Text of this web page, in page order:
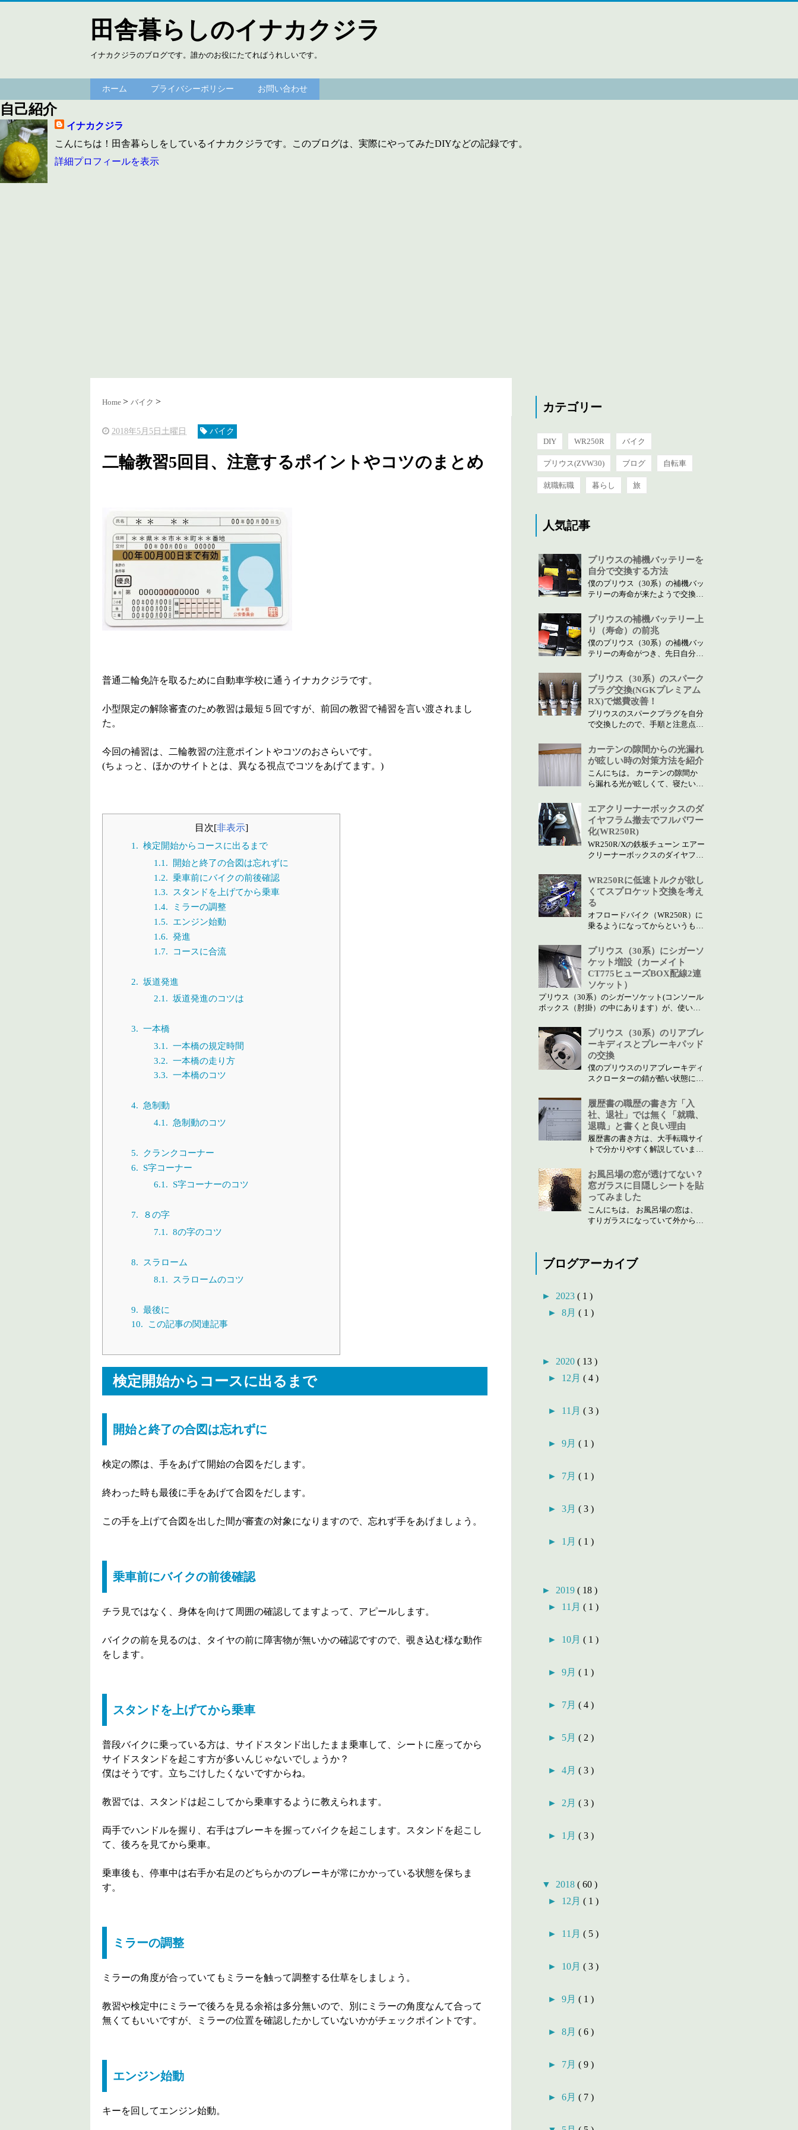
田舎暮らしのイナカクジラ
イナカクジラのブログです。誰かのお役にたてればうれしいです。
ホーム プライバシーポリシー お問い合わせ
自己紹介
イナカクジラ
こんにちは！田舎暮らしをしているイナカクジラです。このブログは、実際にやってみたDIYなどの記録です。
詳細プロフィールを表示
Home バイク
2018年5月5日土曜日 バイク
二輪教習5回目、注意するポイントやコツのまとめ
普通二輪免許を取るために自動車学校に通うイナカクジラです。
小型限定の解除審査のため教習は最短５回ですが、前回の教習で補習を言い渡されまし
た。
今回の補習は、二輪教習の注意ポイントやコツのおさらいです。
(ちょっと、ほかのサイトとは、異なる視点でコツをあげてます。)
目次[非表示]
1. 検定開始からコースに出るまで
1.1. 開始と終了の合図は忘れずに
1.2. 乗車前にバイクの前後確認
1.3. スタンドを上げてから乗車
1.4.
ミラーの調整
1.5. エンジン始動
1.6. 発進
1.7.
コースに合流
2. 坂道発進
2.1. 坂道発進のコツは
3. 一本橋
3.1. 一本橋の規定時間
3.2. 一本橋の走り方
3.3. 一本橋のコツ
4. 急制動
4.1. 急制動のコツ
5. クランクコーナー
6. S字コーナー
6.1. S字コーナーのコツ
7.
８の字
7.1. 8の字のコツ
8.
スラローム
8.1.
スラロームのコツ
9. 最後に
10.
この記事の関連記事
検定開始からコースに出るまで
開始と終了の合図は忘れずに
検定の際は、手をあげて開始の合図をだします。
終わった時も最後に手をあげて合図をだします。
この手を上げて合図を出した間が審査の対象になりますので、忘れず手をあげましょう。
乗車前にバイクの前後確認
チラ見ではなく、身体を向けて周囲の確認してますよって、アピールします。
バイクの前を見るのは、タイヤの前に障害物が無いかの確認ですので、覗き込む様な動作
をします。
スタンドを上げてから乗車
普段バイクに乗っている方は、サイドスタンド出したまま乗車して、シートに座ってから
サイドスタンドを起こす方が多いんじゃないでしょうか？
僕はそうです。立ちごけしたくないですからね。
教習では、スタンドは起こしてから乗車するように教えられます。
両手でハンドルを握り、右手はブレーキを握ってバイクを起こします。スタンドを起こし
て、後ろを見てから乗車。
乗車後も、停車中は右手か右足のどちらかのブレーキが常にかかっている状態を保ちま
す。
ミラーの調整
ミラーの角度が合っていてもミラーを触って調整する仕草をしましょう。
教習や検定中にミラーで後ろを見る余裕は多分無いので、別にミラーの角度なんて合って
無くてもいいですが、ミラーの位置を確認したかしていないかがチェックポイントです。
エンジン始動
キーを回してエンジン始動。
カテゴリー
DIY WR250R バイク
プリウス(ZVW30) ブログ 自転車
就職転職 暮らし 旅
人気記事
プリウスの補機バッテリーを
自分で交換する方法
僕のプリウス（30系）の補機バッ
テリーの寿命が来たようで交換す
が、ディーラーで交換なら約4万
円（カー用品でも同じくらい）と
高い！ バッテリー自体が高い様
ですが、販売店によって値幅が広
く1番安く入手できるネットなら2
プリウスの補機バッテリー上
り（寿命）の前兆
僕のプリウス（30系）の補機バッ
テリーの寿命がつき、先日自分で
至るまでに現れた症状について、
忘備録として書き残しておきま
す。 ちなみに、補機バッテリー
交換の記事はこちら （プリウス
の補機バッテリーを自分で交換す
る方法） です。
プリウス（30系）のスパーク
プラグ交換(NGKプレミアム
RX)で燃費改善！
プリウスのスパークプラグを自分
で交換したので、手順と注意点を
カーテンの隙間からの光漏れ
が眩しい時の対策方法を紹介
こんにちは。 カーテンの隙間か
ら漏れる光が眩しくて、寝たいの
か。 僕は、眩しいなって起きて
時計を見ると、まだ、朝の 5 時。
早起きのおじいちゃんかよ。っ
て、自分に突っ込みをいれること
が良くあります。（まだ気持ちは
二...
エアクリーナーボックスのダ
イヤフラム撤去でフルパワー
化(WR250R)
WR250R/Xの鉄板チューン エアー
クリーナーボックスのダイヤフラ
クリーナーボックスのダイヤフラ
ム撤去でフルパワー化とは 厳し
い環境規制(騒音対策など)をクリ
アするために高回転域で強制的に
吸気量を減らしパワーを落とすシ
ステムがWR2...
WR250Rに低速トルクが欲し
くてスプロケット交換を考え
る
オフロードバイク（WR250R）に
乗るようになってからというも
た小道が気になってしまいます。
車やオフ車じゃないバイクでは、
走りたいとは思わない道も、
WR250Rに乗っていると、いった
いこの道は何処に続いているの
か？なんて好奇心を持って進んで
しま...
プリウス（30系）にシガーソ
ケット増設（カーメイト
CT775ヒューズBOX配線2連
ソケット）
プリウス（30系）のシガーソケット(コンソール
ボックス（肘掛）の中にあります）が、使いに
簡単に出来たので紹介します。 ちなみに、今
回、シガーソケットを増設する目的は、ドライ
ブレコーダーの電源を取るためです。プリウス
の運転席...
プリウス（30系）のリアブレ
ーキディスとプレーキパッド
の交換
僕のプリウスのリアブレーキディ
スクローターの錆が酷い状態にな
必要な状態の見極めと自分で交換
する場合の手順と注意点を中心に
解説します。
履歴書の職歴の書き方「入
社、退社」では無く「就職、
退職」と書くと良い理由
履歴書の書き方は、大手転職サイ
トで分かりやすく解説しています
良いと思います。 僕からは、職
歴の書き方で、「入社」「退社」
それとも「就職」「退職」どう書
いたらいいの？と疑問に思ったと
はありませんか？採用に携わる立
場の視点でご紹介します。 ...
お風呂場の窓が透けてない？
窓ガラスに目隠しシートを貼
ってみました
こんにちは。 お風呂場の窓は、
すりガラスになっていて外から中
の窓が外から透けて見えていない
が分かる位の透け方の窓が...
ブログアーカイブ
► 2023 ( 1 )
► 8月 ( 1 )
► 2020 ( 13 )
► 12月 ( 4 )
► 11月 ( 3 )
► 9月 ( 1 )
► 7月 ( 1 )
► 3月 ( 3 )
► 1月 ( 1 )
► 2019 ( 18 )
► 11月 ( 1 )
► 10月 ( 1 )
► 9月 ( 1 )
► 7月 ( 4 )
► 5月 ( 2 )
► 4月 ( 3 )
► 2月 ( 3 )
► 1月 ( 3 )
▼ 2018 ( 60 )
► 12月 ( 1 )
► 11月 ( 5 )
► 10月 ( 3 )
► 9月 ( 1 )
► 8月 ( 6 )
► 7月 ( 9 )
► 6月 ( 7 )